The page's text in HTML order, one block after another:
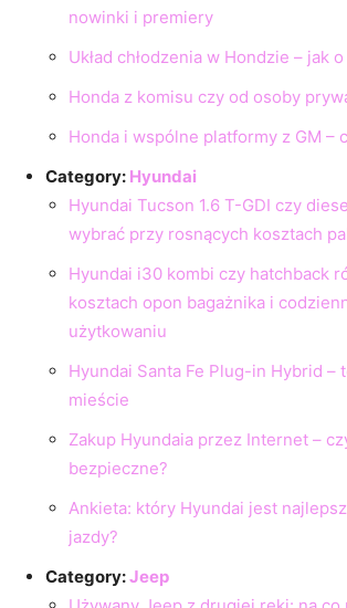
nowinki i premiery
Układ chłodzenia w Hondzie – jak
Honda z komisu czy od osoby
Honda i wspólne platformy z GM –
Category: Hyundai
Hyundai Tucson 1.6 T-GDI czy
wybrać przy rosnących kosztach
Hyundai i30 kombi czy hatchback
kosztach opon bagażnika i
użytkowaniu
Hyundai Santa Fe Plug-in Hybrid –
mieście
Zakup Hyundaia przez Internet –
bezpieczne?
Ankieta: który Hyundai jest
jazdy?
Category:Jeep